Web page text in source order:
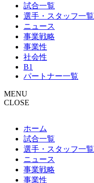
試合一覧
選手・スタッフ一覧
ニュース
事業戦略
事業性
社会性
B1
パートナー一覧
MENU
CLOSE
ホーム
試合一覧
選手・スタッフ一覧
ニュース
事業戦略
事業性